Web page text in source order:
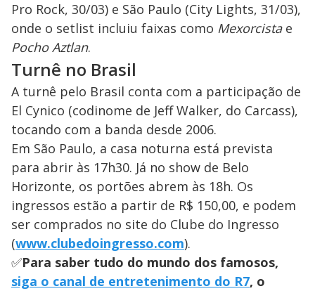
Pro Rock, 30/03) e São Paulo (City Lights, 31/03),
onde o setlist incluiu faixas como Mexorcistae
Pocho Aztlan.
Turnê no Brasil
A turnê pelo Brasil conta com a participação de
El Cynico (codinome de Jeff Walker, do Carcass),
tocando com a banda desde 2006.
Em São Paulo, a casa noturna está prevista
para abrir às 17h30. Já no show de Belo
Horizonte, os portões abrem às 18h. Os
ingressos estão a partir de R$ 150,00, e podem
ser comprados no site do Clube do Ingresso
(www.clubedoingresso.com).
✅Para saber tudo do mundo dos famosos,
siga o canal de entretenimento do R7, o